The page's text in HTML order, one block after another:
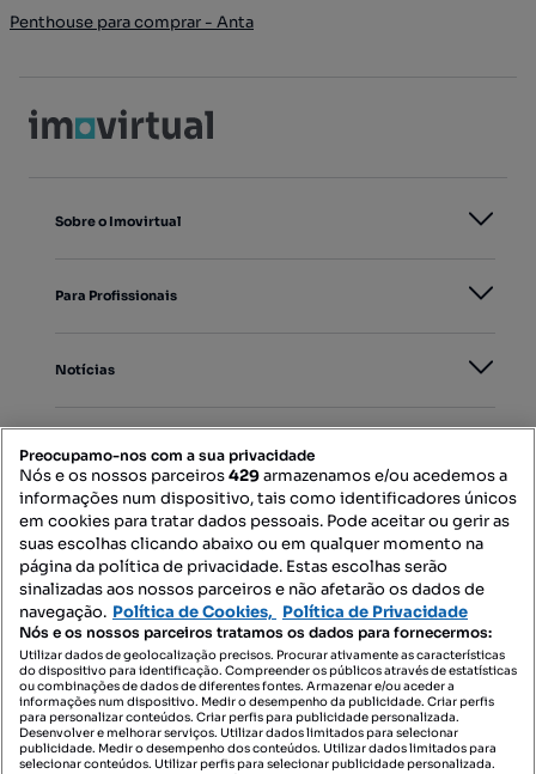
Penthouse para comprar - Anta
Sobre o Imovirtual
Para Profissionais
Notícias
Mapa do Site
Contacte-nos
SIGA-NOS:
DESCARREGAR NA:
Preocupamo-nos com a sua privacidade
Nós e os nossos parceiros429armazenamos e/ou acedemos a
informações num dispositivo, tais como identificadores únicos
em cookies para tratar dados pessoais. Pode aceitar ou gerir as
suas escolhas clicando abaixo ou em qualquer momento na
página da política de privacidade. Estas escolhas serão
sinalizadas aos nossos parceiros e não afetarão os dados de
navegação. Política de Cookies, Política de Privacidade
Nós e os nossos parceiros tratamos os dados para fornecermos:
Utilizar dados de geolocalização precisos. Procurar ativamente as características
do dispositivo para identificação. Compreender os públicos através de estatísticas
ou combinações de dados de diferentes fontes. Armazenar e/ou aceder a
informações num dispositivo. Medir o desempenho da publicidade. Criar perfis
para personalizar conteúdos. Criar perfis para publicidade personalizada.
Desenvolver e melhorar serviços. Utilizar dados limitados para selecionar
publicidade. Medir o desempenho dos conteúdos. Utilizar dados limitados para
selecionar conteúdos. Utilizar perfis para selecionar publicidade personalizada.